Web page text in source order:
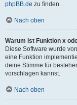
phpBB.de zu finden.
Nach oben
Warum ist Funktion x
Diese Software wurde
eine Funktion
deine Stimme für
vorschlagen kannst.
Nach oben